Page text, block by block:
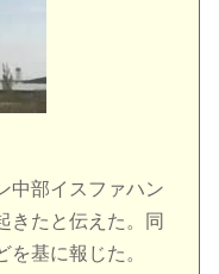
中部イスファハン
きたと伝えた。同
基に報じた。